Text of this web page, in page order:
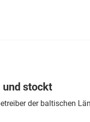
stockt
der baltischen